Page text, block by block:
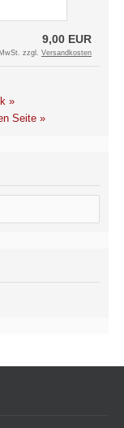
9,00 EUR
zzgl. Versandkosten
»
Seite »